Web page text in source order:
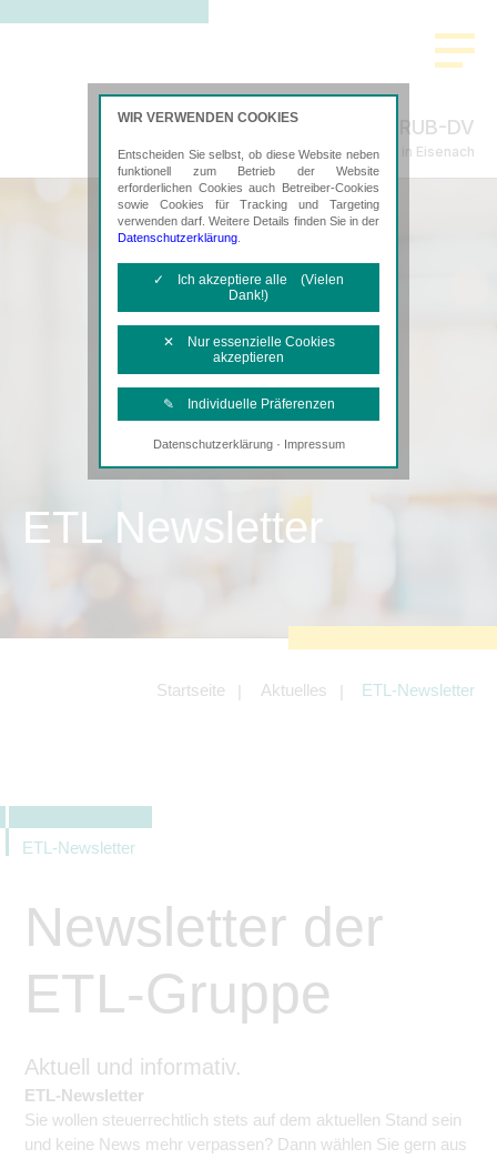
RUB-DV
Steuerberatung in Eisenach
ETL Newsletter
Startseite Aktuelles ETL-Newsletter
ETL-Newsletter
Newsletter der
ETL-Gruppe
Aktuell und informativ.
ETL-Newsletter
Sie wollen steuerrechtlich stets auf dem aktuellen Stand sein
und keine News mehr verpassen? Dann wählen Sie gern aus
WIR VERWENDEN COOKIES
Entscheiden Sie selbst, ob diese Website neben
funktionell zum Betrieb der Website
erforderlichen Cookies auch Betreiber-Cookies
sowie Cookies für Tracking und Targeting
verwenden darf. Weitere Details finden Sie in der
Datenschutzerklärung
✓ Ich akzeptiere alle (Vielen
Dank!)
✕ Nur essenzielle Cookies
akzeptieren
✎ Individuelle Präferenzen
Notwendige Cookies
Diese Cookies sind erforderlich, um die
Tracking- und Targeting-Cookies
Angebotes einschließlich der
Angeboten von z.B. Facebook und
LinkedIn.
Datenschutzerklärung· Impressum